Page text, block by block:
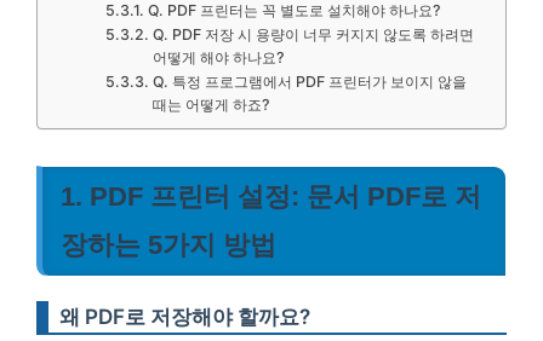
Q. PDF 프린터는 꼭 별도로 설치해야 하나요?
Q. PDF 저장 시 용량이 너무 커지지 않도록 하려면
어떻게 해야 하나요?
Q. 특정 프로그램에서 PDF 프린터가 보이지 않을
때는 어떻게 하죠?
1. PDF 프린터 설정: 문서 PDF로 저
장하는 5가지 방법
왜 PDF로 저장해야 할까요?